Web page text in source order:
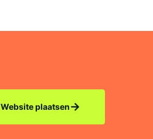
Website plaatsen→